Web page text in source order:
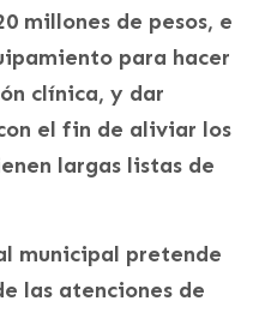
millones de pesos, e
para hacer
clínica, y dar
el fin de aliviar los
largas listas de
municipal pretende
las atenciones de